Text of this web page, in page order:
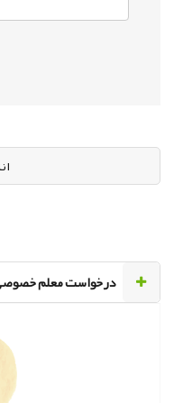
‌درخواست معلم